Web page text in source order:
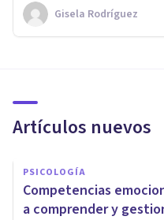
Gisela Rodríguez
Artículos nuevos
PSICOLOGÍA
Competencias
a comprender y